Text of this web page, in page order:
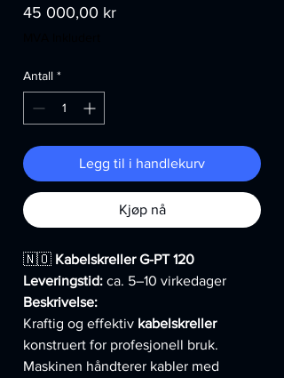
45 000,00 krPris
Antall *
Legg til i handlekurv
Kjøp nå
🇳🇴 Kabelskreller G-PT 120
Leveringstid: ca. 5–10 virkedager
Beskrivelse:
Kraftig og effektiv kabelskreller
konstruert for profesjonell bruk.
Maskinen håndterer kabler med